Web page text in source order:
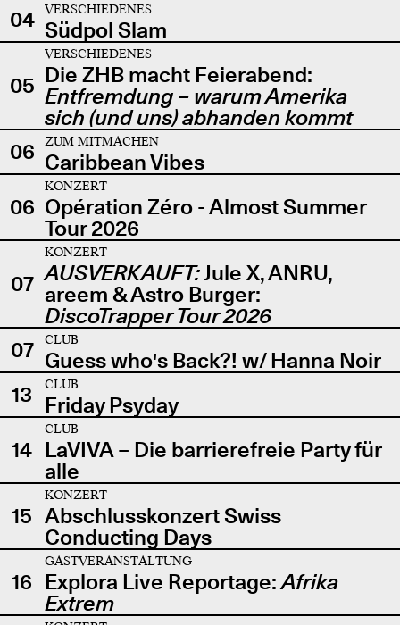
04 VERSCHIEDENES
Südpol Slam
05
VERSCHIEDENES
Die ZHB macht Feierabend:
Entfremdung – warum Amerika
sich (und uns) abhanden kommt
06
ZUM MITMACHEN
Caribbean Vibes
06
KONZERT
Opération Zéro - Almost Summer
Tour 2026
07
KONZERT
AUSVERKAUFT:Jule X, ANRU,
areem & Astro Burger:
DiscoTrapper Tour 2026
07
CLUB
Guess who's Back?! w/ Hanna Noir
13
CLUB
Friday Psyday
14
CLUB
LaVIVA – Die barrierefreie Party für
alle
15
KONZERT
Abschlusskonzert Swiss
Conducting Days
16
GASTVERANSTALTUNG
Explora Live Reportage:Afrika
Extrem